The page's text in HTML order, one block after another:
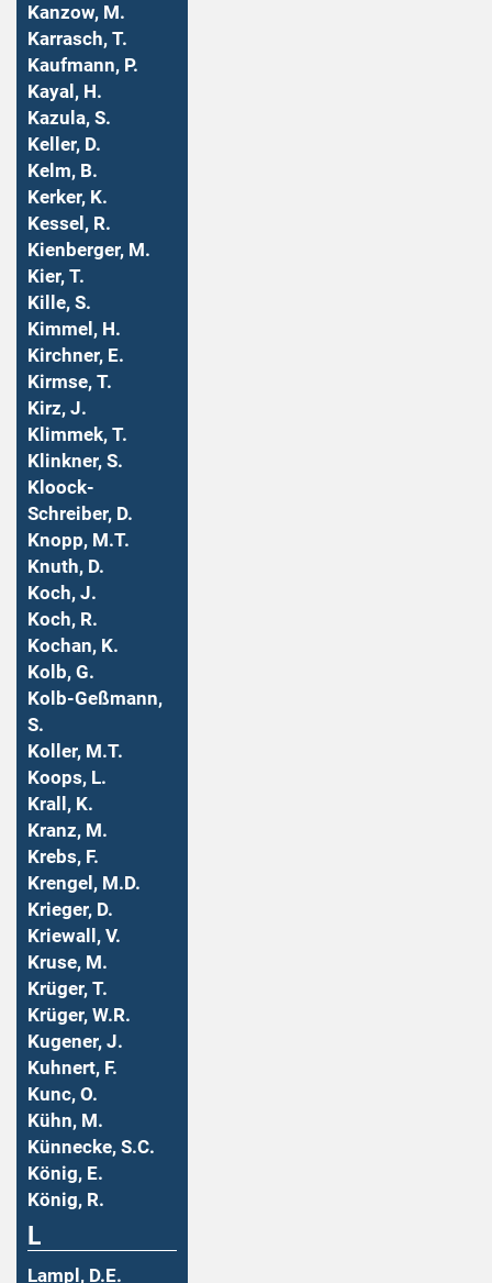
Kanzow, M.
Karrasch, T.
Kaufmann, P.
Kayal, H.
Kazula, S.
Keller, D.
Kelm, B.
Kerker, K.
Kessel, R.
Kienberger, M.
Kier, T.
Kille, S.
Kimmel, H.
Kirchner, E.
Kirmse, T.
Kirz, J.
Klimmek, T.
Klinkner, S.
Kloock-
Schreiber, D.
Knopp, M.T.
Knuth, D.
Koch, J.
Koch, R.
Kochan, K.
Kolb, G.
Kolb-Geßmann,
S.
Koller, M.T.
Koops, L.
Krall, K.
Kranz, M.
Krebs, F.
Krengel, M.D.
Krieger, D.
Kriewall, V.
Kruse, M.
Krüger, T.
Krüger, W.R.
Kugener, J.
Kuhnert, F.
Kunc, O.
Kühn, M.
Künnecke, S.C.
König, E.
König, R.
L
Lampl, D.E.